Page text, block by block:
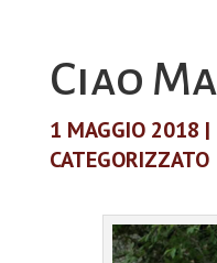
Ciao
1 MAGGIO 2018 |
CATEGORIZZATO